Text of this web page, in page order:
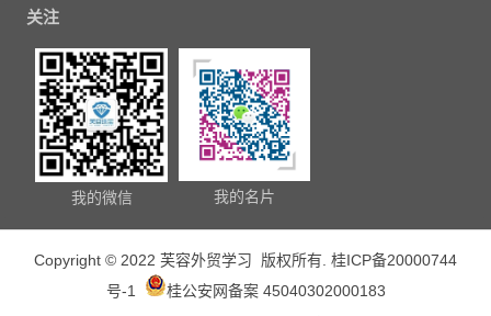
关注
我的微信 我的名片
Copyright © 2022 芙容外贸学习 版权所有. 桂ICP备20000744
号-1
桂公安网备案 45040302000183